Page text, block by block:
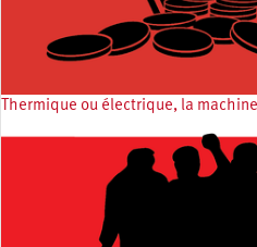
Thermique ou électrique, la